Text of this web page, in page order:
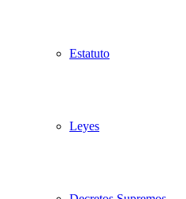
Estatuto
Leyes